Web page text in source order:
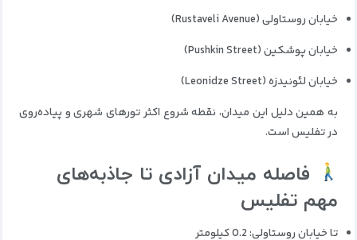
خیابان روستاولی (Rustaveli Avenue)
خیابان پوشکین (Pushkin Street)
خیابان لئونیدزه (Leonidze Street)
به همین دلیل این میدان، نقطه شروع اکثر تورهای شهری و پیاده‌روی
در تفلیس است.
فاصله میدان آزادی تا جاذبه‌های
مهم تفلیس
تا خیابان روستاولی: 0.2 کیلومتر